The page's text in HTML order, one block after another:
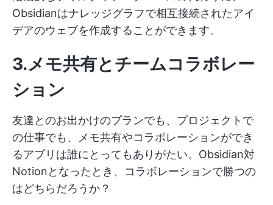
Obsidianはナレッジグラフで相互接続されたアイ
デアのウェブを作成することができます。
3.メモ共有とチームコラボレー
ション
友達とのお出かけのプランでも、プロジェクトで
の仕事でも、メモ共有やコラボレーションができ
るアプリは誰にとってもありがたい。Obsidian対
Notionとなったとき、コラボレーションで勝つの
はどちらだろうか？